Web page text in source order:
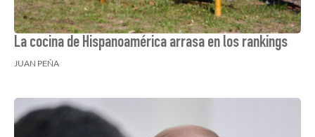
La cocina de Hispanoamérica arrasa en los rankings
JUAN PEÑA